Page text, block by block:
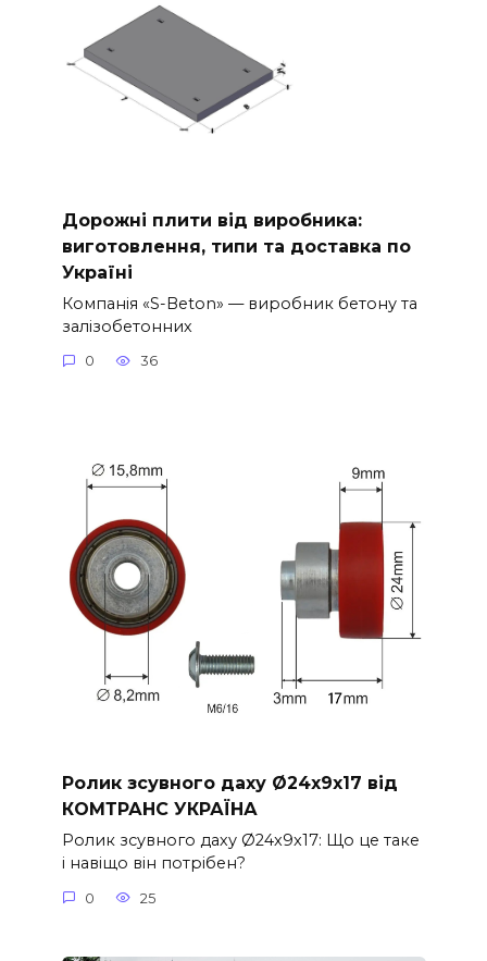
Дорожні плити від виробника:
виготовлення, типи та доставка по
Україні
Компанія «S-Beton» — виробник бетону та
залізобетонних
0 36
Ролик зсувного даху Ø24x9x17 від
КОМТРАНС УКРАЇНА
Ролик зсувного даху Ø24x9x17: Що це таке
і навіщо він потрібен?
0 25